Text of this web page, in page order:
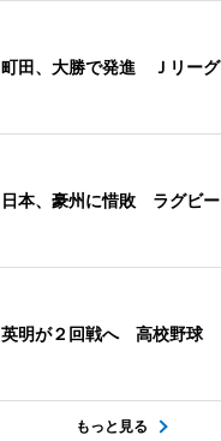
町田、大勝で発進 Ｊリーグ
日本、豪州に惜敗 ラグビー
英明が２回戦へ 高校野球
もっと見る